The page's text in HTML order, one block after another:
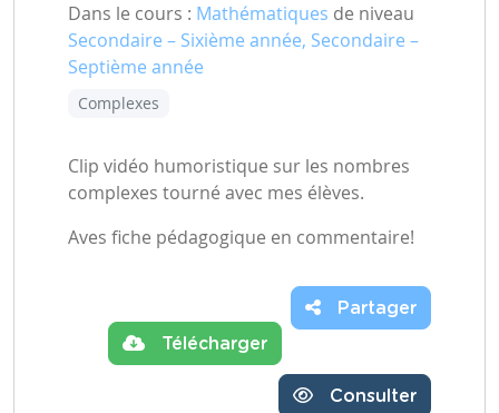
Dans le cours : Mathématiques de niveau
Secondaire – Sixième année, Secondaire –
Septième année
Complexes
Clip vidéo humoristique sur les nombres
complexes tourné avec mes élèves.
Aves fiche pédagogique en commentaire!
Télécharger
Partager
Consulter